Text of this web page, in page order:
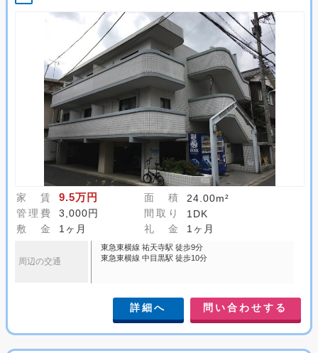
家 賃 9.5万円 面 積
24.00m²
管理費
3,000円 間取り
1DK
敷 金
1ヶ月 礼 金 1ヶ月
周辺の交通
東急東横線 祐天寺駅 徒歩9分
東急東横線 中目黒駅 徒歩10分
詳細へ 問い合わせする